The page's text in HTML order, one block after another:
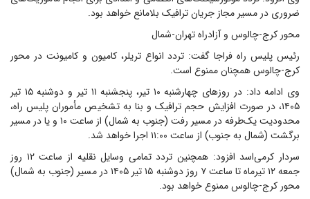
ضروری در مسیر مجاز جریان ترافیک بلامانع خواهد بود.
محور کرج-چالوس و آزادراه تهران-شمال
رئیس پلیس راه فراجا گفت: تردد انواع تریلر، کامیون و کامیونت در محور
کرج-چالوس همچنان ممنوع است.
وی ادامه داد: در روزهای چهارشنبه ۱۰ تیر، پنجشنبه ۱۱ تیر و دوشنبه ۱۵ تیر
۱۴۰۵، در صورت افزایش حجم ترافیک و بنا به تشخیص مأموران پلیس راه،
محدودیت یک‌طرفه در مسیر رفت (جنوب به شمال) از ساعت ۱۰ و یا در مسیر
برگشت (شمال به جنوب) از ساعت ۱۱:۰۰ اجرا خواهد شد.
سردار کرمی‌اسد افزود: همچنین تردد تمامی وسایل نقلیه از ساعت ۱۲ روز
جمعه ۱۲ تیرماه تا ساعت ۷ روز دوشنبه ۱۵ تیر ۱۴۰۵ در مسیر (جنوب به شمال)
محور کرج-چالوس ممنوع خواهد بود.